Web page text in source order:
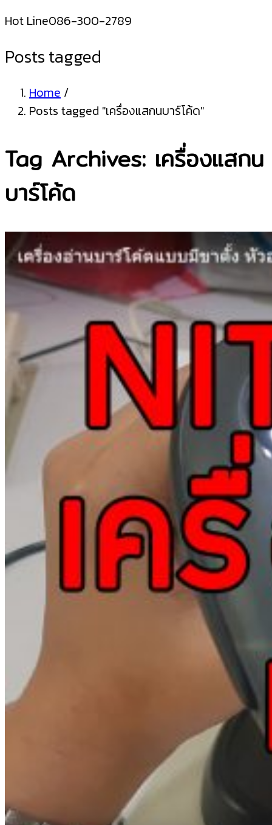
Hot Line086-300-2789
Posts tagged
Home /
Posts tagged "เครื่องแสกนบาร์โค้ด"
Tag Archives: เครื่องแสกน
บาร์โค้ด